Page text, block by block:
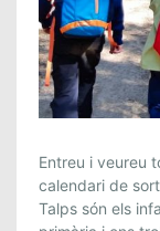
E
L
B
Entreu i veureu
calendari de
Talps són els